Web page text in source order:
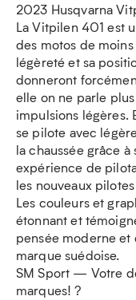
2023 Husqvarna
La Vitpilen 401 est
des motos de
légèreté et sa
donneront
elle on ne parle
impulsions légères.
se pilote avec
la chaussée grâce à
expérience de
les nouveaux
Les couleurs et
étonnant et
pensée moderne et
marque suédoise.
SM Sport — Votre
marques! ?